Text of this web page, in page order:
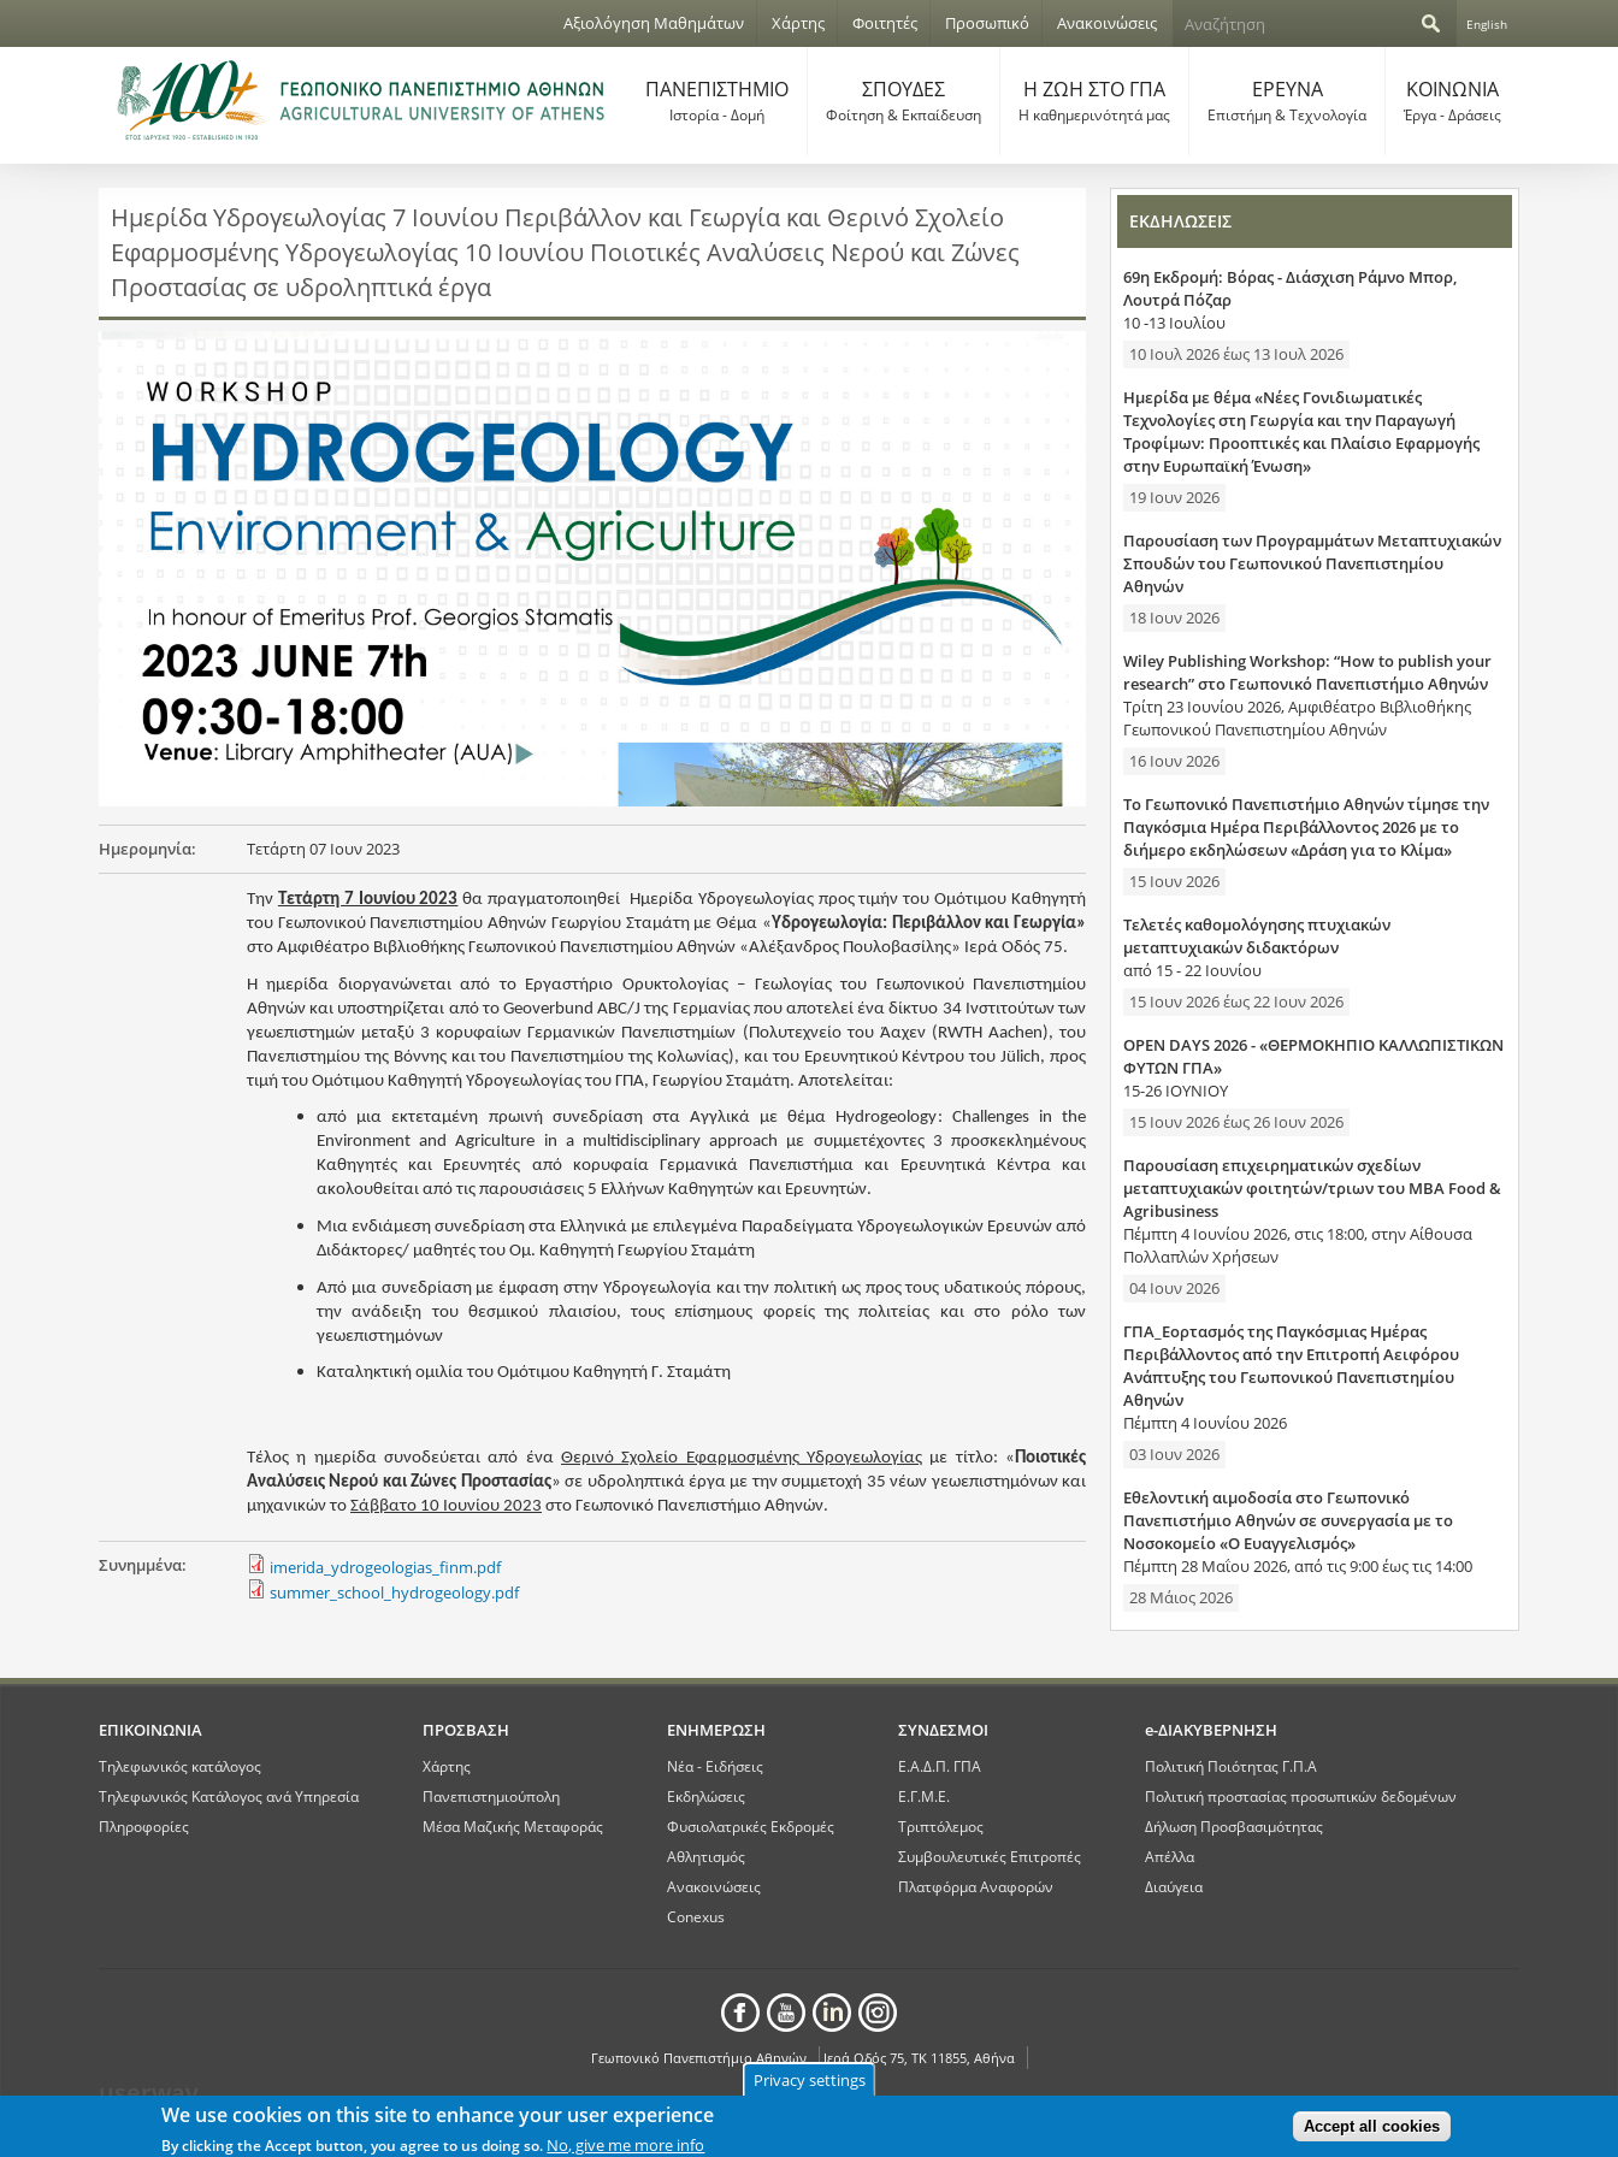
Jump to navigation
Αξιολόγηση Μαθημάτων Χάρτης Φοιτητές Προσωπικό Ανακοινώσεις
Φ
μ
α
α
ν
ζ
ή
η
σ
η
ς
ζ
ή
τ
σ
η
English
ΠΑΝΕΠΙΣΤΗΜΙΟ
Ιστορία - Δομή
ΣΠΟΥΔΕΣ
Φοίτηση & Εκπαίδευση
Η ΖΩΗ ΣΤΟ ΓΠΑ
Η καθημερινότητά μας
ΕΡΕΥΝΑ
Επιστήμη & Τεχνολογία
ΚΟΙΝΩΝΙΑ
Έργα - Δράσεις
Ημερίδα Υδρογεωλογίας 7 Ιουνίου Περιβάλλον και Γεωργία και Θερινό Σχολείο
Εφαρμοσμένης Υδρογεωλογίας 10 Ιουνίου Ποιοτικές Αναλύσεις Νερού και Ζώνες
Προστασίας σε υδροληπτικά έργα
Ημερομηνία: Τετάρτη 07 Ιουν 2023
Την Τετάρτη 7 Ιουνίου 2023 θα πραγματοποιηθεί Ημερίδα Υδρογεωλογίας προς τιμήν του Ομότιμου Καθηγητή
του Γεωπονικού Πανεπιστημίου Αθηνών Γεωργίου Σταμάτη με Θέμα «Υδρογεωλογία: Περιβάλλον και Γεωργία»
στο Αμφιθέατρο Βιβλιοθήκης Γεωπονικού Πανεπιστημίου Αθηνών «Αλέξανδρος Πουλοβασίλης» Ιερά Οδός 75.
Η ημερίδα διοργανώνεται από το Εργαστήριο Ορυκτολογίας – Γεωλογίας του Γεωπονικού Πανεπιστημίου
Αθηνών και υποστηρίζεται από το Geoverbund ABC/J της Γερμανίας που αποτελεί ένα δίκτυο 34 Ινστιτούτων των
γεωεπιστημών μεταξύ 3 κορυφαίων Γερμανικών Πανεπιστημίων (Πολυτεχνείο του Άαχεν (RWTH Aachen), του
Πανεπιστημίου της Βόννης και του Πανεπιστημίου της Κολωνίας), και του Ερευνητικού Κέντρου του Jülich, προς
τιμή του Ομότιμου Καθηγητή Υδρογεωλογίας του ΓΠΑ, Γεωργίου Σταμάτη. Αποτελείται:
από μια εκτεταμένη πρωινή συνεδρίαση στα Αγγλικά με θέμα Hydrogeology: Challenges in the
Environment and Agriculture in a multidisciplinary approach με συμμετέχοντες 3 προσκεκλημένους
Καθηγητές και Ερευνητές από κορυφαία Γερμανικά Πανεπιστήμια και Ερευνητικά Κέντρα και
ακολουθείται από τις παρουσιάσεις 5 Ελλήνων Καθηγητών και Ερευνητών.
Μια ενδιάμεση συνεδρίαση στα Ελληνικά με επιλεγμένα Παραδείγματα Υδρογεωλογικών Ερευνών από
Διδάκτορες/ μαθητές του Ομ. Καθηγητή Γεωργίου Σταμάτη
Από μια συνεδρίαση με έμφαση στην Υδρογεωλογία και την πολιτική ως προς τους υδατικούς πόρους,
την ανάδειξη του θεσμικού πλαισίου, τους επίσημους φορείς της πολιτείας και στο ρόλο των
γεωεπιστημόνων
Καταληκτική ομιλία του Ομότιμου Καθηγητή Γ. Σταμάτη
Τέλος η ημερίδα συνοδεύεται από ένα Θερινό Σχολείο ΕφαρμοσμένηςΥδρογεωλογίας με τίτλο: « Ποιοτικές
Αναλύσεις Νερού και Ζώνες Προστασίας» σε υδροληπτικά έργα με την συμμετοχή 35 νέων γεωεπιστημόνων και
μηχανικών το Σάββατο 10 Ιουνίου 2023 στο Γεωπονικό Πανεπιστήμιο Αθηνών.
Συνημμένα:
imerida_ydrogeologias_finm.pdf
summer_school_hydrogeology.pdf
ΕΚΔΗΛΩΣΕΙΣ
69η Εκδρομή: Βόρας - Διάσχιση Ράμνο Μπορ,
Λουτρά Πόζαρ
10 -13 Ιουλίου
10 Ιουλ 2026έως 13 Ιουλ 2026
Ημερίδα με θέμα «Νέες Γονιδιωματικές
Τεχνολογίες στη Γεωργία και την Παραγωγή
Τροφίμων: Προοπτικές και Πλαίσιο Εφαρμογής
στην Ευρωπαϊκή Ένωση»
19 Ιουν 2026
Παρουσίαση των Προγραμμάτων Μεταπτυχιακών
Σπουδών του Γεωπονικού Πανεπιστημίου
Αθηνών
18 Ιουν 2026
Wiley Publishing Workshop: “How to publish your
research” στο Γεωπονικό Πανεπιστήμιο Αθηνών
Τρίτη 23 Ιουνίου 2026, Αμφιθέατρο Βιβλιοθήκης
Γεωπονικού Πανεπιστημίου Αθηνών
16 Ιουν 2026
Το Γεωπονικό Πανεπιστήμιο Αθηνών τίμησε την
Παγκόσμια Ημέρα Περιβάλλοντος 2026 με το
διήμερο εκδηλώσεων «Δράση για το Κλίμα»
15 Ιουν 2026
Τελετές καθομολόγησης πτυχιακών
μεταπτυχιακών διδακτόρων
από 15 - 22 Ιουνίου
15 Ιουν 2026έως 22 Ιουν 2026
OPEN DAYS 2026 - «ΘΕΡΜΟΚΗΠΙΟ ΚΑΛΛΩΠΙΣΤΙΚΩΝ
ΦΥΤΩΝ ΓΠΑ»
15-26 ΙΟΥΝΙΟΥ
15 Ιουν 2026έως 26 Ιουν 2026
Παρουσίαση επιχειρηματικών σχεδίων
μεταπτυχιακών φοιτητών/τριων του MBA Food &
Agribusiness
Πέμπτη 4 Ιουνίου 2026, στις 18:00, στην Αίθουσα
Πολλαπλών Χρήσεων
04 Ιουν 2026
ΓΠΑ_Εορτασμός της Παγκόσμιας Ημέρας
Περιβάλλοντος από την Επιτροπή Αειφόρου
Ανάπτυξης του Γεωπονικού Πανεπιστημίου
Αθηνών
Πέμπτη 4 Ιουνίου 2026
03 Ιουν 2026
Εθελοντική αιμοδοσία στο Γεωπονικό
Πανεπιστήμιο Αθηνών σε συνεργασία με το
Νοσοκομείο «Ο Ευαγγελισμός»
Πέμπτη 28 Μαΐου 2026, από τις 9:00 έως τις 14:00
28 Μάιος 2026
ΕΠΙΚΟΙΝΩΝΙΑ
Τηλεφωνικός κατάλογος
Τηλεφωνικός Κατάλογος ανά Υπηρεσία
Πληροφορίες
ΠΡΟΣΒΑΣΗ
Χάρτης
Πανεπιστημιούπολη
Μέσα Μαζικής Μεταφοράς
ΕΝΗΜΕΡΩΣΗ
Νέα - Ειδήσεις
Εκδηλώσεις
Φυσιολατρικές Εκδρομές
Αθλητισμός
Ανακοινώσεις
Conexus
ΣΥΝΔΕΣΜΟΙ
Ε.Α.Δ.Π. ΓΠΑ
Ε.Γ.Μ.Ε.
Τριπτόλεμος
Συμβουλευτικές Επιτροπές
Πλατφόρμα Αναφορών
e-ΔΙΑΚΥΒΕΡΝΗΣΗ
Πολιτική Ποιότητας Γ.Π.Α
Πολιτική προστασίας προσωπικών δεδομένων
Δήλωση Προσβασιμότητας
Απέλλα
Διαύγεια
Γεωπονικό Πανεπιστήμιο Αθηνών Ιερά Οδός 75, ΤΚ 11855, Αθήνα
userway Privacy settings
We use cookies on this site to enhance your user experience
By clicking the Accept button, you agree to us doing so. No, give me more info
Accept all cookies